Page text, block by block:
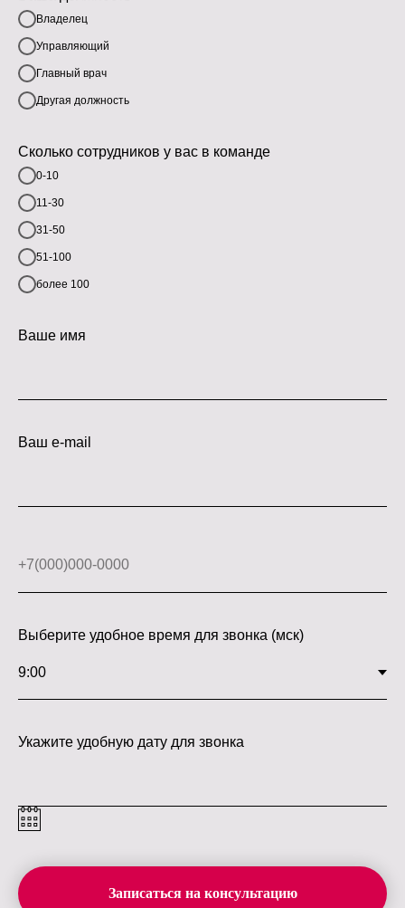
Владелец
Управляющий
Главный врач
Другая должность
Сколько сотрудников у вас в команде
0-10
11-30
31-50
51-100
более 100
Ваше имя
Ваш e-mail
Выберите удобное время для звонка (мск)
Укажите удобную дату для звонка
Записаться на консультацию